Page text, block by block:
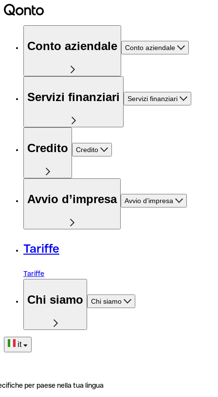
Conto aziendale Conto aziendale
Servizi finanziari Servizi finanziari
Credito Credito
Avvio d’impresa Avvio d’impresa
Tariffe
Tariffe
Chi siamo Chi siamo
it
per paese nella tua lingua